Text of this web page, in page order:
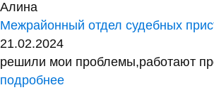
Алина
Межрайонный отдел судебных
21.02.2024
решили мои проблемы,работают
подробнее